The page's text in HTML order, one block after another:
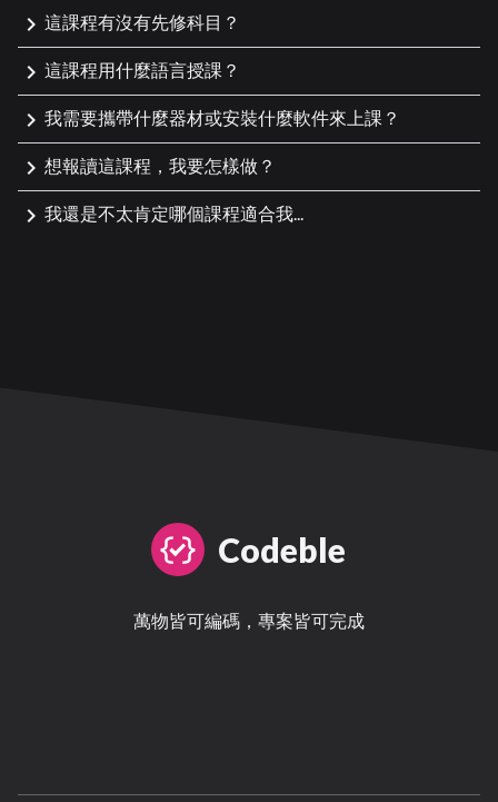
keyboard_arrow_down 這課程有沒有先修科目？
沒有。這是個入門課程，歡迎不同背景或年紀的人士參
keyboard_arrow_down 這課程用什麼語言授課？
keyboard_arrow_down 我需要攜帶什麼器材或安裝什麼軟件來上課？
在課程期間，我們會因應你所選的課題，借用一塊
Arduino 電路板及一些零件給你。你只需要準備自己的
keyboard_arrow_down 想報讀這課程，我要怎樣做？
keyboard_arrow_down 我還是不太肯定哪個課程適合我...
Codeble
萬物皆可編碼，專案皆可完成